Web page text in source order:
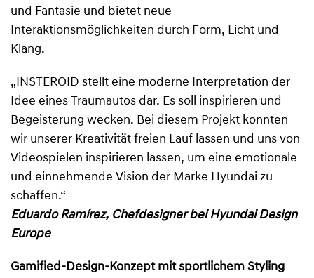
und Fantasie und bietet neue
Interaktionsmöglichkeiten durch Form, Licht und
Klang.
„INSTEROID stellt eine moderne Interpretation der
Idee eines Traumautos dar. Es soll inspirieren und
Begeisterung wecken. Bei diesem Projekt konnten
wir unserer Kreativität freien Lauf lassen und uns von
Videospielen inspirieren lassen, um eine emotionale
und einnehmende Vision der Marke Hyundai zu
schaffen.“
Eduardo Ramírez, Chefdesigner bei Hyundai Design
Europe
Gamified-Design-Konzept mit sportlichem Styling